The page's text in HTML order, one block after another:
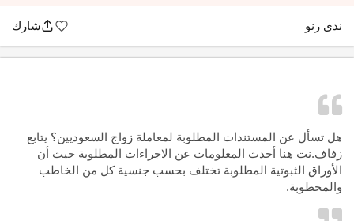
ندى رنو شارك
هل تسأل عن المستندات المطلوبة لمعاملة زواج السعوديين؟ يتابع
زفاف.نت هنا أحدث المعلومات عن الاجراءات المطلوبة حيث أن
الأوراق الثبوتية المطلوبة تختلف بحسب جنسية كل من الخاطب
والمخطوبة.